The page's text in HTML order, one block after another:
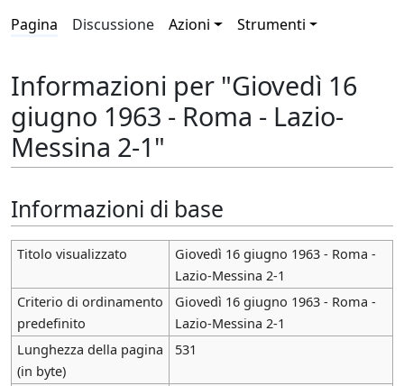
Pagina Discussione Azioni Strumenti
Informazioni per "Giovedì 16
giugno 1963 - Roma - Lazio-
Messina 2-1"
Informazioni di base
Titolo visualizzato
Giovedì 16 giugno 1963 - Roma -
Lazio-Messina 2-1
Criterio di ordinamento
predefinito
Giovedì 16 giugno 1963 - Roma -
Lazio-Messina 2-1
Lunghezza della pagina
(in byte)
531